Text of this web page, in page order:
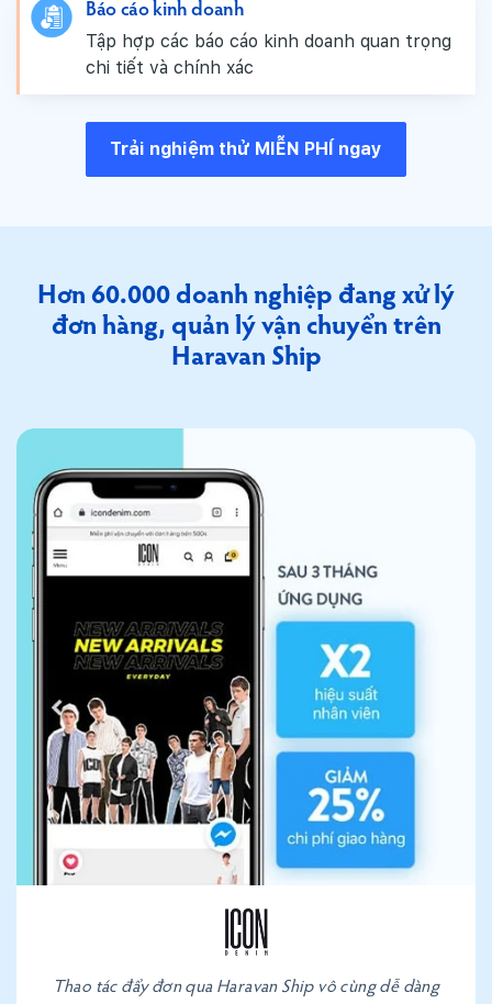
Báo cáo kinh doanh
Tập hợp các báo cáo kinh doanh quan trọng
chi tiết và chính xác
Trải nghiệm thử MIỄN PHÍ ngay
Hơn 60.000 doanh nghiệp đang xử lý
đơn hàng, quản lý vận chuyển trên
Haravan Ship
Thao tác đẩy đơn qua Haravan Ship vô cùng dễ dàng